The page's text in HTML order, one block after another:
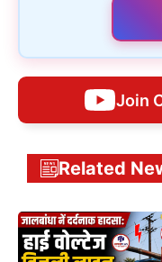
Join
Related